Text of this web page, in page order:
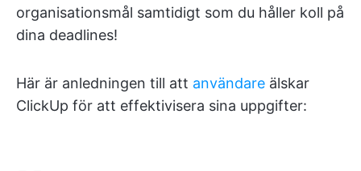
organisationsmål samtidigt som du håller koll på
dina deadlines!
Här är anledningen till att användare älskar
ClickUp för att effektivisera sina uppgifter: